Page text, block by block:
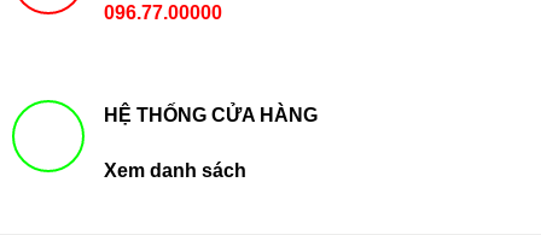
096.77.00000
HỆ THỐNG CỬA HÀNG
Xem danh sách